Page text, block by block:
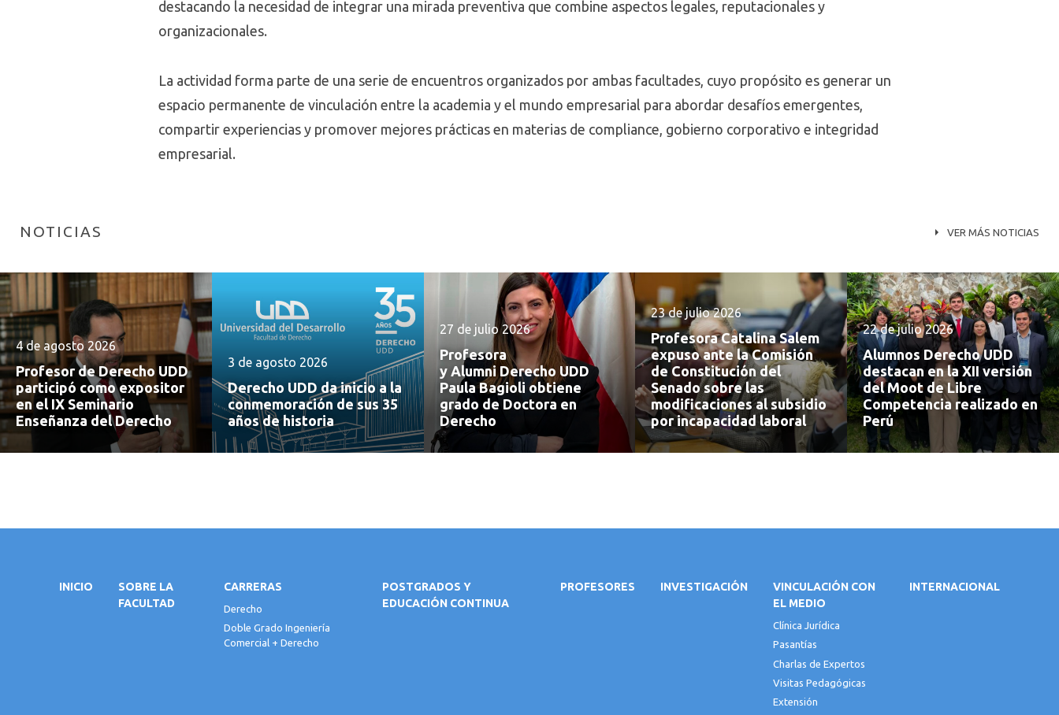
destacando la necesidad de integrar una mirada preventiva que combine aspectos legales, reputacionales y
organizacionales.
La actividad forma parte de una serie de encuentros organizados por ambas facultades, cuyo propósito es generar un
espacio permanente de vinculación entre la academia y el mundo empresarial para abordar desafíos emergentes,
compartir experiencias y promover mejores prácticas en materias de compliance, gobierno corporativo e integridad
empresarial.
NOTICIAS VER MÁS NOTICIAS
4 de agosto 2026
Profesor de Derecho UDD
participó como expositor
en el IX Seminario
Enseñanza del Derecho
3 de agosto 2026
Derecho UDD da inicio a la
conmemoración de sus 35
años de historia
27 de julio 2026
Profesora
y Alumni Derecho UDD
Paula Bagioli obtiene
grado de Doctora en
Derecho
23 de julio 2026
Profesora Catalina Salem
expuso ante la Comisión
de Constitución del
Senado sobre las
modificaciones al subsidio
por incapacidad laboral
22 de julio 2026
Alumnos Derecho UDD
destacan en la XII versión
del Moot de Libre
Competencia realizado en
Perú
INICIO
SOBRE LA
FACULTAD
CARRERAS
Derecho
Doble Grado Ingeniería
Comercial + Derecho
POSTGRADOS Y
EDUCACIÓN CONTINUA
PROFESORES INVESTIGACIÓN
VINCULACIÓN CON
EL MEDIO
Clínica Jurídica
Pasantías
Charlas de Expertos
Visitas Pedagógicas
Extensión
INTERNACIONAL